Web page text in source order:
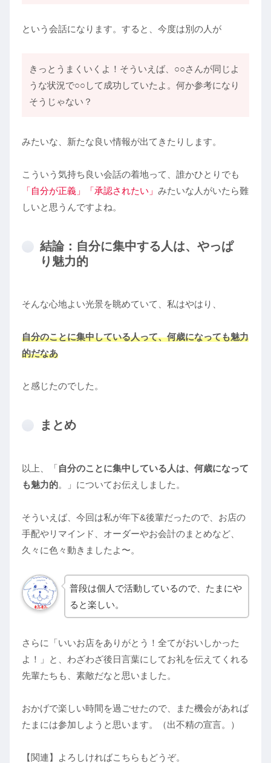
という会話になります。すると、今度は別の人が
きっとうまくいくよ！そういえば、○○さんが同じよ
うな状況で○○して成功していたよ。何か参考になり
そうじゃない？
みたいな、新たな良い情報が出てきたりします。
こういう気持ち良い会話の着地って、誰かひとりでも
「自分が正義」「承認されたい」 みたいな人がいたら難
しいと思うんですよね。
結論：自分に集中する人は、やっぱ
り魅力的
そんな心地よい光景を眺めていて、私はやはり、
自分のことに集中している人って、何歳になっても魅力
的だなあ
と感じたのでした。
まとめ
以上、「自分のことに集中している人は、何歳になって
も魅力的。」についてお伝えしました。
そういえば、今回は私が年下&後輩だったので、お店の
手配やリマインド、オーダーやお会計のまとめなど、
久々に色々動きましたよ〜。
普段は個人で活動しているので、たまにや
ると楽しい。
さらに「いいお店をありがとう！全てがおいしかった
よ！」と、わざわざ後日言葉にしてお礼を伝えてくれる
先輩たちも、素敵だなと思いました。
おかげで楽しい時間を過ごせたので、また機会があれば
たまには参加しようと思います。（出不精の宣言。）
【関連】よろしければこちらもどうぞ。